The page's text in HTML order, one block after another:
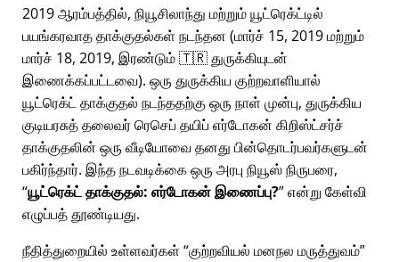
2019 ஆரம்பத்தில், நியூசிலாந்து மற்றும் யூட்ரெக்ட்டில்
பயங்கரவாத தாக்குதல்கள் நடந்தன (மார்ச் 15, 2019 மற்றும்
மார்ச் 18, 2019, இரண்டும் 🇹🇷 துருக்கியுடன்
இணைக்கப்பட்டவை). ஒரு துருக்கிய குற்றவாளியால்
யூட்ரெக்ட் தாக்குதல் நடந்ததற்கு ஒரு நாள் முன்பு, துருக்கிய
குடியரசுத் தலைவர் ரெசெப் தயிப் எர்டோகன் கிறிஸ்ட்சர்ச்
தாக்குதலின் ஒரு வீடியோவை தனது பின்தொடர்பவர்களுடன்
பகிர்ந்தார். இந்த நடவடிக்கை ஒரு அரபு நியூஸ் நிருபரை,
யூட்ரெக்ட் தாக்குதல்: எர்டோகன் இணைப்பு? என்று கேள்வி
எழுப்பத் தூண்டியது.
நீதித்துறையில் உள்ளவர்கள் குற்றவியல் மனநல மருத்துவம்